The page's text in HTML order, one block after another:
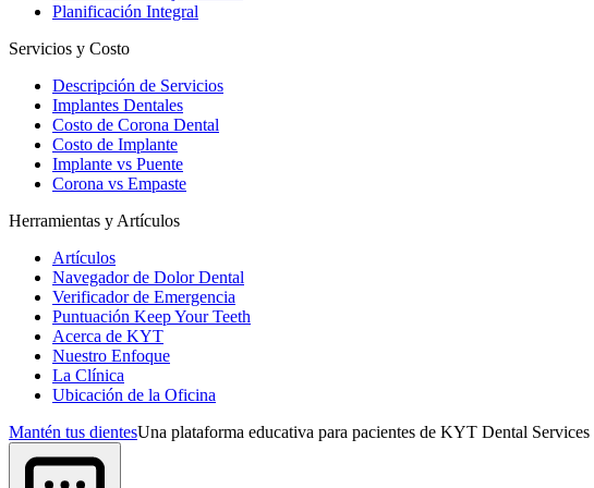
Planificación Integral
Servicios y Costo
Descripción de Servicios
Implantes Dentales
Costo de Corona Dental
Costo de Implante
Implante vs Puente
Corona vs Empaste
Herramientas y Artículos
Artículos
Navegador de Dolor Dental
Verificador de Emergencia
Puntuación Keep Your Teeth
Acerca de KYT
Nuestro Enfoque
La Clínica
Ubicación de la Oficina
Mantén tus dientesUna plataforma educativa para pacientes de KYT Dental